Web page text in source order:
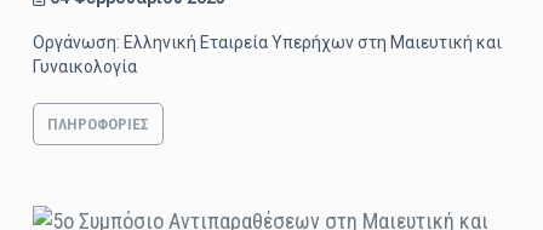
Οργάνωση: Ελληνική Εταιρεία Υπερήχων στη Μαιευτική και
Γυναικολογία
ΠΛΗΡΟΦΟΡΊΕΣ